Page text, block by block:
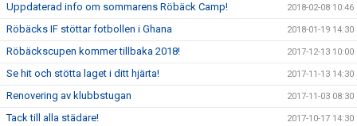
Uppdaterad info om sommarens Röbäck Camp! 2018-02-08 10:46
Röbäcks IF stöttar fotbollen i Ghana 2018-01-19 14:30
Röbäckscupen kommer tillbaka 2018! 2017-12-13 10:00
Se hit och stötta laget i ditt hjärta! 2017-11-13 14:30
Renovering av klubbstugan 2017-11-03 08:30
Tack till alla städare! 2017-10-17 14:30